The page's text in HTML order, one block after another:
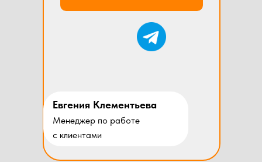
Евгения Клементьева
Менеджер по работе
с клиентами